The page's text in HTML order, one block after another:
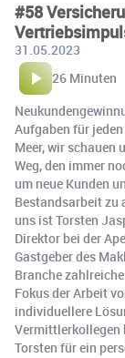
#58
31.05.2023
26 Minuten
Aufgaben für
Meer, wir schauen
Weg, den immer
um neue Kunden
Bestandsarbeit zu
uns ist Torsten
Direktor bei der
Gastgeber des
Branche
Fokus der Arbeit
individuellere
Vermittlerkollegen
Torsten für ein